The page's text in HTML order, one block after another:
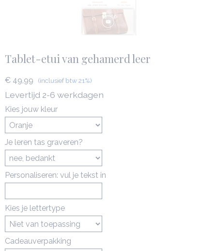
Tablet-etui van gehamerd leer
€ 49,99 (inclusief btw 21%)
Levertijd 2-6 werkdagen
Kies jouw kleur
Je leren tas graveren?
Personaliseren: vul je tekst in
Kies je lettertype
Cadeauverpakking